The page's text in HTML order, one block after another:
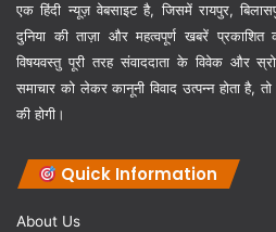
एक हिंदी न्यूज़ वेबसाइट है, जिसमें रायपुर,
दुनिया की ताज़ा और महत्वपूर्ण खबरें प्रकाशित
विषयवस्तु पूरी तरह संवाददाता के विवेक और
समाचार को लेकर कानूनी विवाद उत्पन्न होता है, तो
की होगी।
Quick Information
About Us